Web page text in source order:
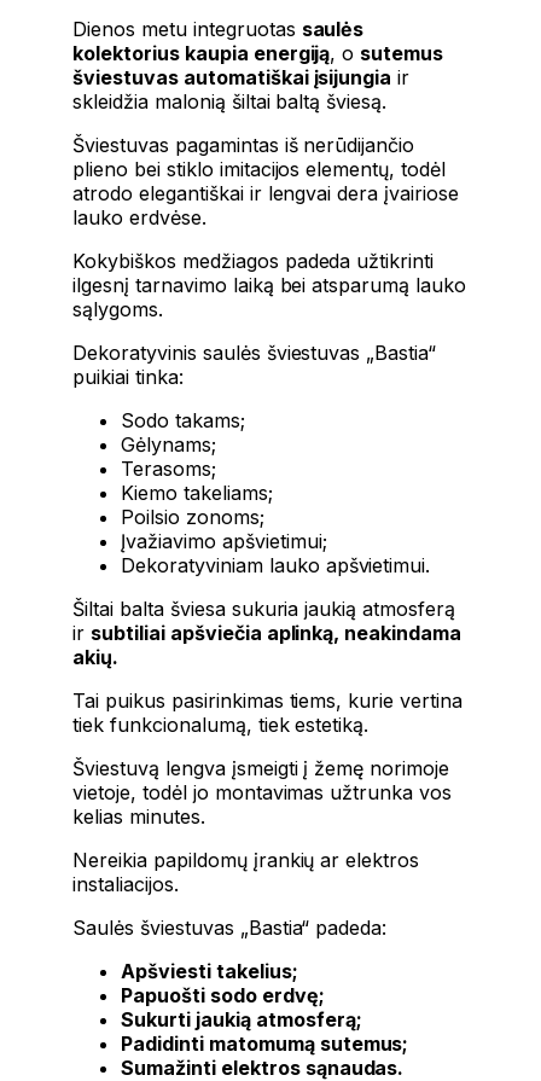
Dienos metu integruotas saulės
kolektorius kaupia energiją, o sutemus
šviestuvas automatiškai įsijungia ir
skleidžia malonią šiltai baltą šviesą.
Šviestuvas pagamintas iš nerūdijančio
plieno bei stiklo imitacijos elementų, todėl
atrodo elegantiškai ir lengvai dera įvairiose
lauko erdvėse.
Kokybiškos medžiagos padeda užtikrinti
ilgesnį tarnavimo laiką bei atsparumą lauko
sąlygoms.
Dekoratyvinis saulės šviestuvas „Bastia“
puikiai tinka:
Sodo takams;
Gėlynams;
Terasoms;
Kiemo takeliams;
Poilsio zonoms;
Įvažiavimo apšvietimui;
Dekoratyviniam lauko apšvietimui.
Šiltai balta šviesa sukuria jaukią atmosferą
ir subtiliai apšviečia aplinką, neakindama
akių.
Tai puikus pasirinkimas tiems, kurie vertina
tiek funkcionalumą, tiek estetiką.
Šviestuvą lengva įsmeigti į žemę norimoje
vietoje, todėl jo montavimas užtrunka vos
kelias minutes.
Nereikia papildomų įrankių ar elektros
instaliacijos.
Saulės šviestuvas „Bastia“ padeda:
Apšviesti takelius;
Papuošti sodo erdvę;
Sukurti jaukią atmosferą;
Padidinti matomumą sutemus;
Sumažinti elektros sąnaudas.